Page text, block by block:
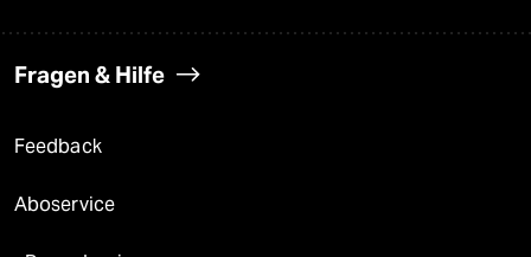
Fragen & Hilfe
Feedback
Aboservice